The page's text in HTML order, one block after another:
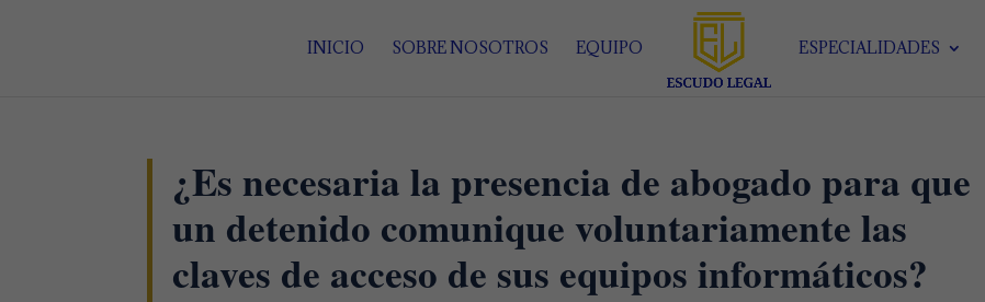
INICIO SOBRE NOSOTROS EQUIPO ESPECIALIDADES
¿Es necesaria la presencia de abogado para que
un detenido comunique voluntariamente las
claves de acceso de sus equipos informáticos?